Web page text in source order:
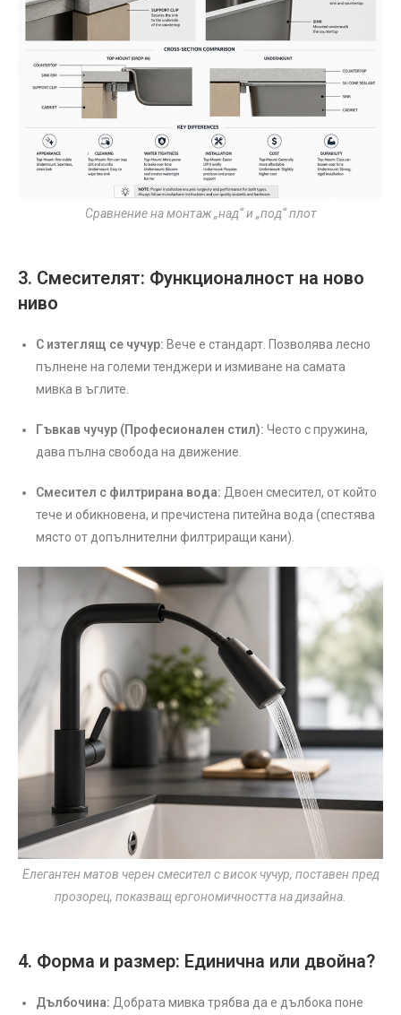
Сравнение на монтаж „над“ и „под“ плот
3. Смесителят: Функционалност на ново
ниво
С изтеглящ се чучур: Вече е стандарт. Позволява лесно
пълнене на големи тенджери и измиване на самата
мивка в ъглите.
Гъвкав чучур (Професионален стил): Често с пружина,
дава пълна свобода на движение.
Смесител с филтрирана вода: Двоен смесител, от който
тече и обикновена, и пречистена питейна вода (спестява
място от допълнителни филтриращи кани).
Елегантен матов черен смесител с висок чучур, поставен пред
прозорец, показващ ергономичността на дизайна.
4. Форма и размер: Единична или двойна?
Дълбочина: Добрата мивка трябва да е дълбока поне